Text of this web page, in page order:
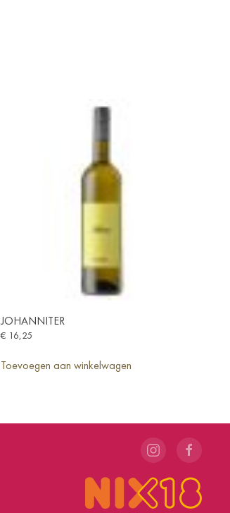
JOHANNITER
€ 16,25
Toevoegen aan winkelwagen